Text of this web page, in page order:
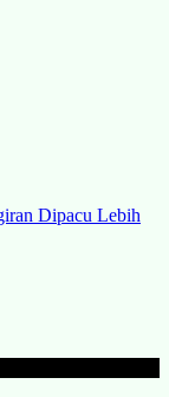
Dipacu Lebih